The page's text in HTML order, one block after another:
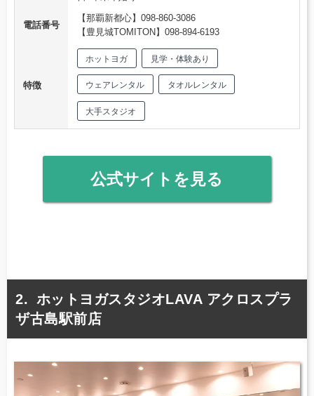
電話番号
【那覇新都心】098-860-3086
【豊見城TOMITON】098-894-6193
特徴
ホットヨガ 見学・体験あり
ウェアレンタル タオルレンタル
大手スタジオ
公式サイトを見る
ホットヨガスタジオLAVA アクロスプラ
ザ古島駅前店